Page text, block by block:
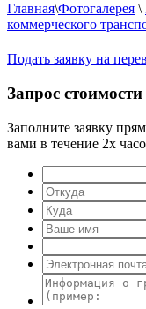
Главная\Фотогалерея \
коммерческого
Подать заявку на
Запрос стоимости
Заполните заявку
вами в течение 2х